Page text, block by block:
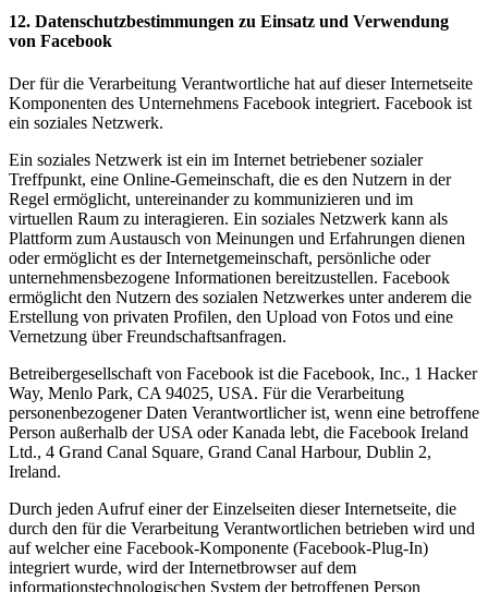
12. Datenschutzbestimmungen zu Einsatz und Verwendung
von Facebook
Der für die Verarbeitung Verantwortliche hat auf dieser Internetseite
Komponenten des Unternehmens Facebook integriert. Facebook ist
ein soziales Netzwerk.
Ein soziales Netzwerk ist ein im Internet betriebener sozialer
Treffpunkt, eine Online-Gemeinschaft, die es den Nutzern in der
Regel ermöglicht, untereinander zu kommunizieren und im
virtuellen Raum zu interagieren. Ein soziales Netzwerk kann als
Plattform zum Austausch von Meinungen und Erfahrungen dienen
oder ermöglicht es der Internetgemeinschaft, persönliche oder
unternehmensbezogene Informationen bereitzustellen. Facebook
ermöglicht den Nutzern des sozialen Netzwerkes unter anderem die
Erstellung von privaten Profilen, den Upload von Fotos und eine
Vernetzung über Freundschaftsanfragen.
Betreibergesellschaft von Facebook ist die Facebook, Inc., 1 Hacker
Way, Menlo Park, CA 94025, USA. Für die Verarbeitung
personenbezogener Daten Verantwortlicher ist, wenn eine betroffene
Person außerhalb der USA oder Kanada lebt, die Facebook Ireland
Ltd., 4 Grand Canal Square, Grand Canal Harbour, Dublin 2,
Ireland.
Durch jeden Aufruf einer der Einzelseiten dieser Internetseite, die
durch den für die Verarbeitung Verantwortlichen betrieben wird und
auf welcher eine Facebook-Komponente (Facebook-Plug-In)
integriert wurde, wird der Internetbrowser auf dem
informationstechnologischen System der betroffenen Person